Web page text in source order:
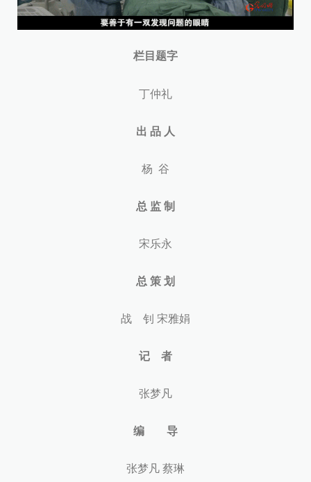
栏目题字
丁仲礼
出 品 人
杨 谷
总 监 制
宋乐永
总 策 划
战 钊 宋雅娟
记 者
张梦凡
编 导
张梦凡 蔡琳